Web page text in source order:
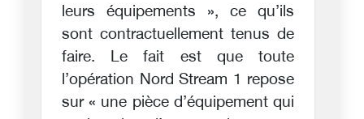
leurs équipements », ce qu’ils
sont contractuellement tenus de
faire. Le fait est que toute
l’opération Nord Stream 1 repose
sur « une pièce d’équipement qui